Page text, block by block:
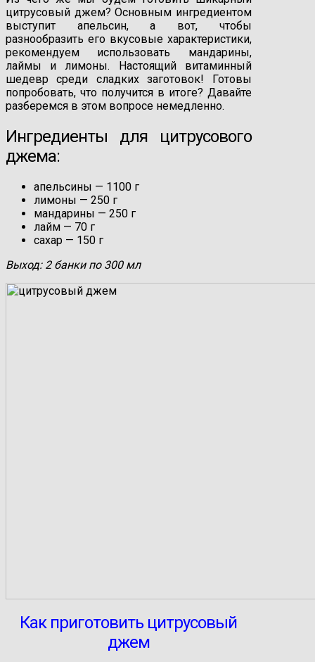
цитрусовый джем? Основным ингредиентом
выступит апельсин, а вот, чтобы
разнообразить его вкусовые характеристики,
рекомендуем использовать мандарины,
лаймы и лимоны. Настоящий витаминный
шедевр среди сладких заготовок! Готовы
попробовать, что получится в итоге? Давайте
разберемся в этом вопросе немедленно.
Ингредиенты для цитрусового
джема:
апельсины — 1100 г
лимоны — 250 г
мандарины — 250 г
лайм — 70 г
сахар — 150 г
Выход: 2 банки по 300 мл
Как приготовить цитрусовый
джем